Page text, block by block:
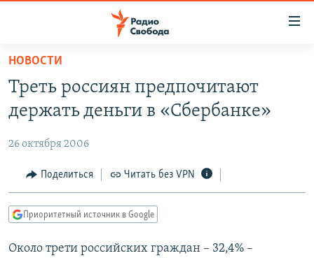
упрощенного
доступа
основному
Вернутся
главной
навигации
Вернутся
ПОДКАСТЫ
АВТОРСКИЕ ПРОЕКТЫ
ЦИТАТЫ СВОБОДЫ
МНЕНИЯ
IDEL.РЕАЛИИ
КАВКАЗ.РЕАЛИИ
НОВОСТИ
Треть россиян предпочитают
держать деньги в «Сбербанке»
26 октября 2006
Поделиться Читать без VPN
Приоритетный источник в Google
Около трети российских граждан – 32,4% –